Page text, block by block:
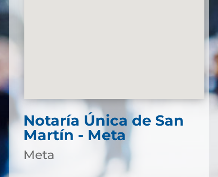
Notaría Única de San
Martín - Meta
Meta